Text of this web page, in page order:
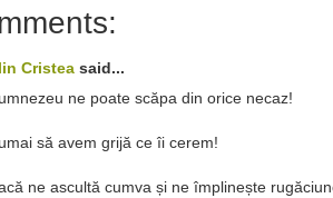
Cristea said...
ne poate scăpa din orice necaz!
să avem grijă ce îi cerem!
ne ascultă cumva și ne împlinește